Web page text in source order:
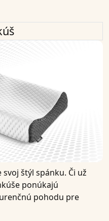
štýl spánku. Či už
ponúkajú
pohodu pre